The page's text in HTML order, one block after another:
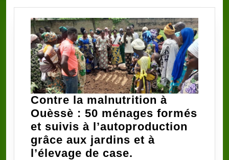
Contre la malnutrition à
Ouèssè : 50 ménages formés
et suivis à l’autoproduction
grâce aux jardins et à
l’élevage de case.